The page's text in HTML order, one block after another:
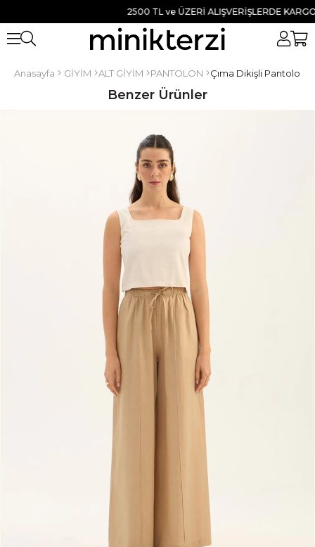
2500 TL ve ÜZERİ ALIŞVERİŞLERDE KARGO
Anasayfa GİYİM ALT GİYİM PANTOLON Çıma Dikişli Pantolon
Benzer Ürünler